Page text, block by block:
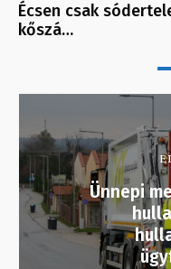
Écsen csak
kőszá…
Ünnepi